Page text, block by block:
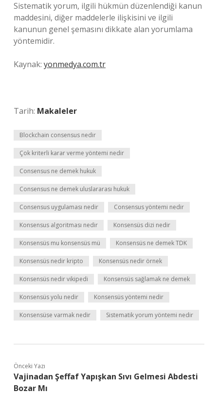
Sistematik yorum, ilgili hükmün düzenlendiği kanun
maddesini, diğer maddelerle ilişkisini ve ilgili
kanunun genel şemasını dikkate alan yorumlama
yöntemidir.
Kaynak: yonmedya.com.tr
Tarih: Makaleler
Blockchain consensus nedir
Çok kriterli karar verme yöntemi nedir
Consensus ne demek hukuk
Consensus ne demek uluslararası hukuk
Consensus uygulaması nedir Consensus yöntemi nedir
Konsensus algoritması nedir Konsensüs dizi nedir
Konsensüs mu konsensüs mü Konsensüs ne demek TDK
Konsensüs nedir kripto Konsensüs nedir örnek
Konsensüs nedir vikipedi Konsensüs sağlamak ne demek
Konsensüs yolu nedir Konsensüs yöntemi nedir
Konsensüse varmak nedir Sistematik yorum yöntemi nedir
Önceki Yazı
Vajinadan Şeffaf Yapışkan Sıvı Gelmesi Abdesti
Bozar Mı